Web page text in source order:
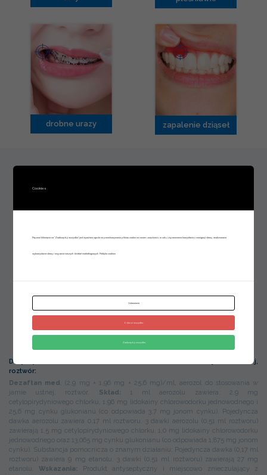
drobne urazy zapalenie dziąseł
Zapalenie dziąseł
Dezaftan żel
Dezaftan Clean
Dezaftan med
Kompendium
zdrowej jamy ustnej
Dotyczy leku Dezaftan med, aerozol do stosowania w jamie ustnej,
roztwór:
Dezaftan med , (2,9 mg + 1,96 mg + 25,6 mg)/ml, aerozol do stosowania w
jamie ustnej, roztwór.
Skład: 1 ml aerozolu zawiera: 2,9 mg
cetylopirydyniowego chlorku, 1,96 mg lidokainy chlorowodorku jednowodnego i
25,6 mg cynku glukonianu (co odpowiada 3,7 mg jonom cynku). Pojedyncza
dawka aerozolu zawiera 0,17 ml roztworu. 3 dawki aerozolu (0,51 ml roztworu)
zawierają 1,5 mg cetylopirydyniowego chlorku, 1,0 mg lidokainy chlorowodorku
jednowodnego oraz 13,065 mg cynku glukonianu (co odpowiada 1,875 mg jonom
cynku). Substancja pomocnicza o znanym działaniu: Pojedyncza dawka (0,17 ml
roztworu) zawiera 9 mg etanolu. 3 dawki (0,51 ml roztworu) zawierają 27 mg
etanolu.Wskazania:
Produkt antyseptyczny i miejscowo znieczulający z
Cookies
Poprzez kliknięcie na "Zaakceptuj wszystko" jest wyrażona zgoda na przechowywanie plików cookie na swoim urządzeniu w celu usprawnienia korzystania z nawigacji strony, analizowania
wykorzystania strony i wsparcia naszych działań marketingowych.Polityka cookies
Ustawienia
Odrzuć wszystko
Zaakceptuj wszystko